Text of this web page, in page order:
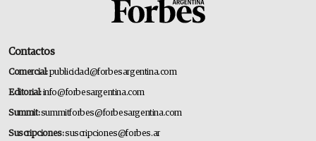
Contactos
Comercial:publicidad@forbesargentina.com
Editorial:info@forbesargentina.com
Summit:summitforbes@forbesargentina.com
Suscripciones:suscripciones@forbes.ar